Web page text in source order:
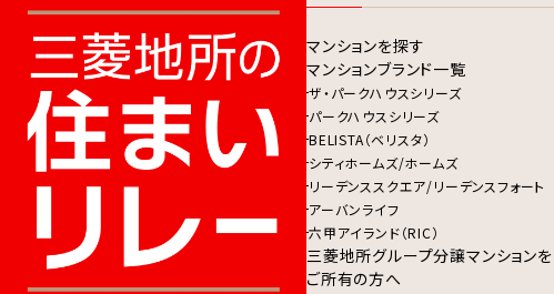
マンションを探す
マンションブランド一覧
ザ・パークハウスシリーズ
パークハウスシリーズ
BELISTA（ベリスタ）
シティホームズ/ホームズ
リーデンススクエア/リーデンスフォート
アーバンライフ
六甲アイランド（RIC）
三菱地所グループ分譲マンションを
ご所有の方へ